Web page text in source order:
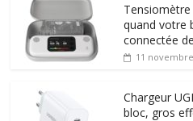
Tensiomètre
quand votre
connectée
11
Chargeur
bloc, gros